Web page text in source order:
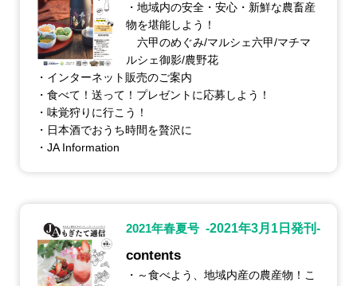
・地域内の安全・安心・新鮮な農畜産
物を堪能しよう！
六甲のめぐみ/マルシェ六甲/マチマ
ルシェ御影/農野花
・インターネット販売のご案内
・食べて！送って！プレゼントに応募しよう！
・味覚狩りに行こう！
・日本酒でおうち時間を贅沢に
・JA Information
2021年春夏号 -2021年3月1日発刊-
contents
・～食べよう、地域内産の農産物！こ